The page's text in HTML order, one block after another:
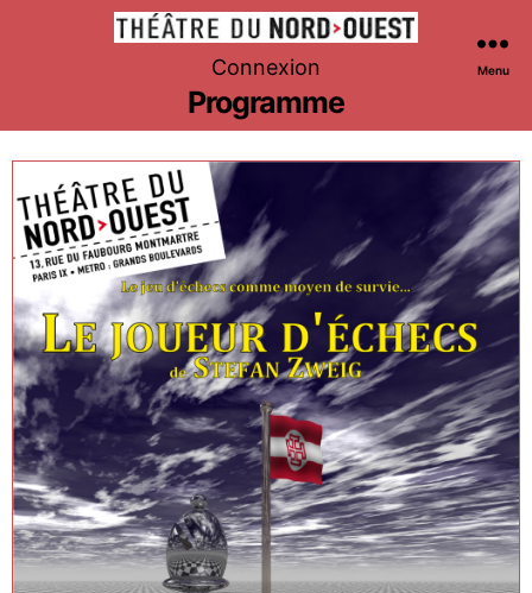
Théâtre
du
Nord-
Ouest
Connexion Menu
Programme